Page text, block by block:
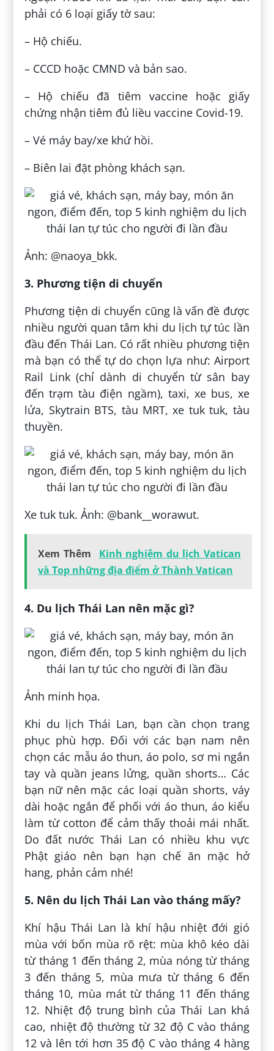
phải có 6 loại giấy tờ sau:
– Hộ chiếu.
– CCCD hoặc CMND và bản sao.
– Hộ chiếu đã tiêm vaccine hoặc giấy
chứng nhận tiêm đủ liều vaccine Covid-19.
– Vé máy bay/xe khứ hồi.
– Biên lai đặt phòng khách sạn.
Ảnh: @naoya_bkk.
3. Phương tiện di chuyển
Phương tiện di chuyển cũng là vấn đề được
nhiều người quan tâm khi du lịch tự túc lần
đầu đến Thái Lan. Có rất nhiều phương tiện
mà bạn có thể tự do chọn lựa như: Airport
Rail Link (chỉ dành di chuyển từ sân bay
đến trạm tàu điện ngầm), taxi, xe bus, xe
lửa, Skytrain BTS, tàu MRT, xe tuk tuk, tàu
thuyền.
Xe tuk tuk. Ảnh: @bank__worawut.
Xem Thêm
Kinh nghiệm du lịch Vatican
và Top những địa điểm ở Thành Vatican
4. Du lịch Thái Lan nên mặc gì?
Ảnh minh họa.
Khi du lịch Thái Lan, bạn cần chọn trang
phục phù hợp. Đối với các bạn nam nên
chọn các mẫu áo thun, áo polo, sơ mi ngắn
tay và quần jeans lửng, quần shorts… Các
bạn nữ nên mặc các loại quần shorts, váy
dài hoặc ngắn để phối với áo thun, áo kiểu
làm từ cotton để cảm thấy thoải mái nhất.
Do đất nước Thái Lan có nhiều khu vực
Phật giáo nên bạn hạn chế ăn mặc hở
hang, phản cảm nhé!
5. Nên du lịch Thái Lan vào tháng mấy?
Khí hậu Thái Lan là khí hậu nhiệt đới gió
mùa với bốn mùa rõ rệt: mùa khô kéo dài
từ tháng 1 đến tháng 2, mùa nóng từ tháng
3 đến tháng 5, mùa mưa từ tháng 6 đến
tháng 10, mùa mát từ tháng 11 đến tháng
12. Nhiệt độ trung bình của Thái Lan khá
cao, nhiệt độ thường từ 32 độ C vào tháng
12 và lên tới hơn 35 độ C vào tháng 4 hàng